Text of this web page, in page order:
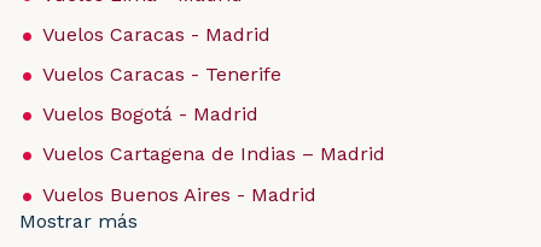
Vuelos Caracas - Madrid
Vuelos Caracas - Tenerife
Vuelos Bogotá - Madrid
Vuelos Cartagena de Indias – Madrid
Vuelos Buenos Aires - Madrid
Mostrar más